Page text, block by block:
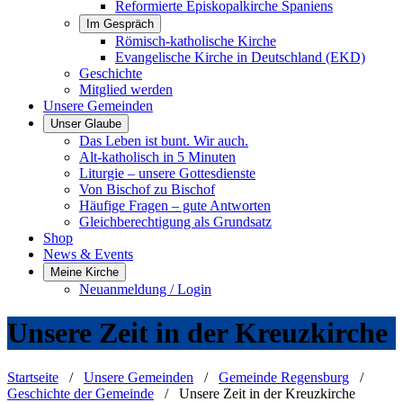
Reformierte Episkopalkirche Spaniens
Im Gespräch
Römisch-katholische Kirche
Evangelische Kirche in Deutschland (EKD)
Geschichte
Mitglied werden
Unsere Gemeinden
Unser Glaube
Das Leben ist bunt. Wir auch.
Alt-katholisch in 5 Minuten
Liturgie – unsere Gottesdienste
Von Bischof zu Bischof
Häufige Fragen – gute Antworten
Gleichberechtigung als Grundsatz
Shop
News & Events
Meine Kirche
Neuanmeldung / Login
Unsere Zeit in der Kreuzkirche
Startseite / Unsere Gemeinden / Gemeinde Regensburg /
Geschichte der Gemeinde / Unsere Zeit in der Kreuzkirche